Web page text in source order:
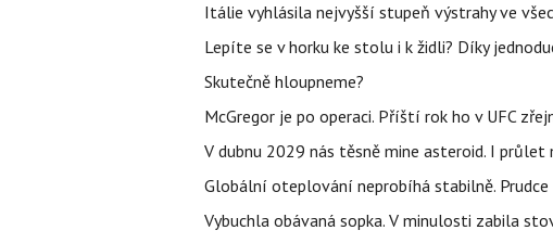
Itálie vyhlásila nejvyšší stupeň výstrahy ve
Lepíte se v horku ke stolu i k židli? Díky
Skutečně hloupneme?
McGregor je po operaci. Příští rok ho v UFC
V dubnu 2029 nás těsně mine asteroid. I
Globální oteplování neprobíhá stabilně.
Vybuchla obávaná sopka. V minulosti zabila